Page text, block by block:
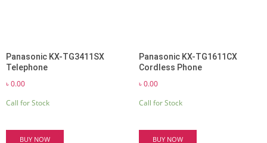
Panasonic KX-TG3411SX
Telephone
৳0.00
Call for Stock
BUY NOW
Panasonic KX-TG1611CX
Cordless Phone
৳0.00
Call for Stock
BUY NOW